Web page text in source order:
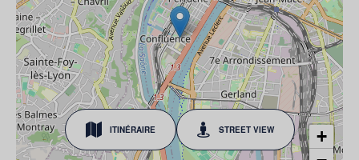
ITINÉRAIRE STREET VIEW
+